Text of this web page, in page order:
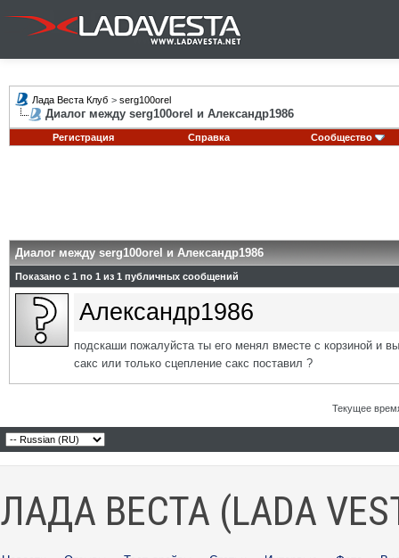
Лада Веста Клуб > serg100orel
Диалог между serg100orel и Александр1986
Регистрация Справка Сообщество
Диалог между serg100orel и Александр1986
Показано с 1 по 1 из 1 публичных сообщений
Александр1986
подскаши пожалуйста ты его менял вместе с корзиной и
сакс или только сцепление сакс поставил ?
Текущее
ЛАДА ВЕСТА (LADA